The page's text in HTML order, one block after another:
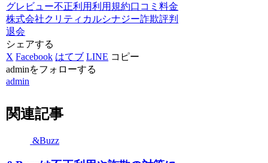
グレビュー不正利用利用規約 口コミ料金
株式会社クリティカルシナジー詐欺評判
退会
シェアする
X Facebook はてブ LINE コピー
adminをフォローする
admin
関連記事
&Buzz